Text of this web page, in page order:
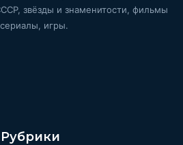
звёзды и знаменитости, фильмы
игры.
Рубрики